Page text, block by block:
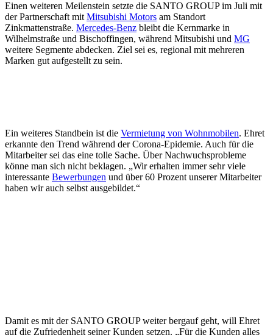
Einen weiteren Meilenstein setzte die SANTO GROUP im Juli mit
der Partnerschaft mit Mitsubishi Motors am Standort
Zinkmattenstraße. Mercedes-Benz bleibt die Kernmarke in
Wilhelmstraße und Bischoffingen, während Mitsubishi und MG
weitere Segmente abdecken. Ziel sei es, regional mit mehreren
Marken gut aufgestellt zu sein.
Ein weiteres Standbein ist die Vermietung von Wohnmobilen. Ehret
erkannte den Trend während der Corona-Epidemie. Auch für die
Mitarbeiter sei das eine tolle Sache. Über Nachwuchsprobleme
könne man sich nicht beklagen. „Wir erhalten immer sehr viele
interessante Bewerbungen und über 60 Prozent unserer Mitarbeiter
haben wir auch selbst ausgebildet.“
Damit es mit der SANTO GROUP weiter bergauf geht, will Ehret
auf die Zufriedenheit seiner Kunden setzen. „Für die Kunden alles